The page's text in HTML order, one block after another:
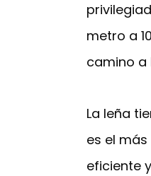
metro a
camino a
La leña
es el
eficiente